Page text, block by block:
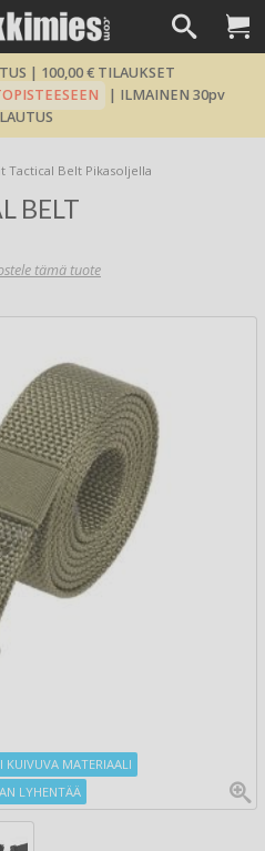
| 100,00 € TILAUKSET
| ILMAINEN 30pv
Tactical Belt Pikasoljella
BELT
tämä tuote
KUIVUVA MATERIAALI
LYHENTÄÄ